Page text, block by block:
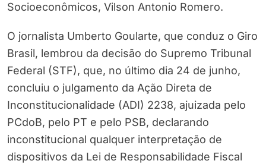
Socioeconômicos, Vilson Antonio Romero.
O jornalista Umberto Goularte, que conduz o Giro
Brasil, lembrou da decisão do Supremo Tribunal
Federal (STF), que, no último dia 24 de junho,
concluiu o julgamento da Ação Direta de
Inconstitucionalidade (ADI) 2238, ajuizada pelo
PCdoB, pelo PT e pelo PSB, declarando
inconstitucional qualquer interpretação de
dispositivos da Lei de Responsabilidade Fiscal